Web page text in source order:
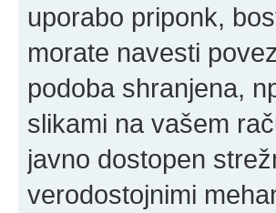
uporabo priponk,
morate navesti
podoba shranjena,
slikami na vašem
javno dostopen
verodostojnimi